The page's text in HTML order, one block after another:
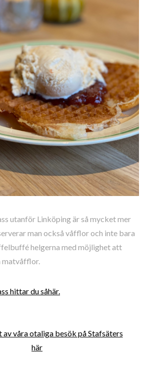
utanför Linköping är så mycket mer
man också våfflor och inte bara
helgerna med möjlighet att
matvåfflor.
hittar du såhär.
av våra otaliga besök på Stafsäters
här